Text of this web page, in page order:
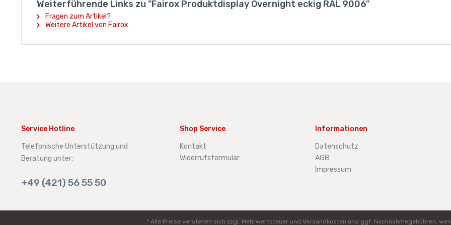
Weiterführende Links zu "Fairox Produktdisplay Overnight eckig RAL 9006"
Fragen zum Artikel?
Weitere Artikel von Fairox
Service Hotline
Telefonische Unterstützung und
Beratung unter:
+49 (421) 56 55 50
Shop Service
Kontakt
Widerrufsformular
Informationen
Datenschutz
AGB
Impressum
* Alle Preise verstehen sich zzgl. Mehrwertsteuer und Versandkosten und ggf. Nachnahmegebühren,